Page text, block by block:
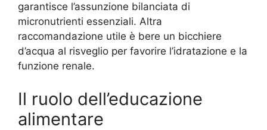
garantisce l’assunzione bilanciata di
micronutrienti essenziali. Altra
raccomandazione utile è bere un bicchiere
d’acqua al risveglio per favorire l’idratazione e la
funzione renale.
Il ruolo dell’educazione
alimentare